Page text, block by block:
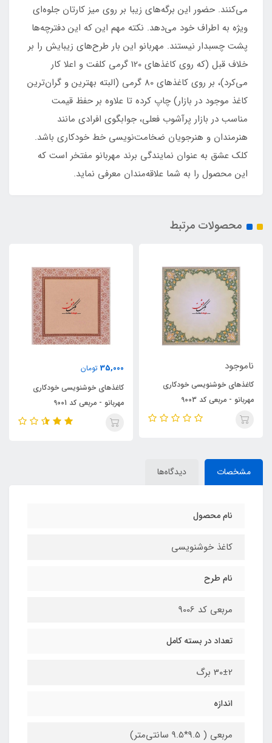
می‌کنند. حضور این برگه‌های زیبا بر روی میز کارتان جلوه‌ای
ویژه به اطراف خود می‌دهد. نکته مهم این که این دفترچه‌ها
پشت چسبدار نیستند. مهربانو این بار طرح‌های زیبایش را بر
خلاف قبل (که روی کاغذهای 120 گرمی کلفت و اعلا کار
می‌کرد)، بر روی کاغذهای 80 گرمی (البته بهترین و گران‌ترین
کاغذ موجود در بازار) چاپ کرده تا علاوه بر حفظ قیمت
مناسب در بازار پرآشوب فعلی، جوابگوی افرادی مانند
هنرمندان و هنرجویان ضخامت‌نویسی خط خودکاری باشد.
کلک عشق به عنوان نمایندگی برند مهربانو مفتخر است که
این محصول را به شما علاقه‌مندان معرفی نماید.
محصولات مرتبط
کاغذهای خوشنویسی خودکاری
مهربانو - مربعی کد 9001
کاغذهای خوشنویسی
طرح مربعی سنتی مهربانو
مشخصات دیدگاه‌ها
نام محصول
کاغذ خوشنویسی
نام طرح
مربعی کد 9006
تعداد در بسته کامل
30±2 برگ
اندازه
مربعی ( 9.5*9.5 سانتی‌متر)